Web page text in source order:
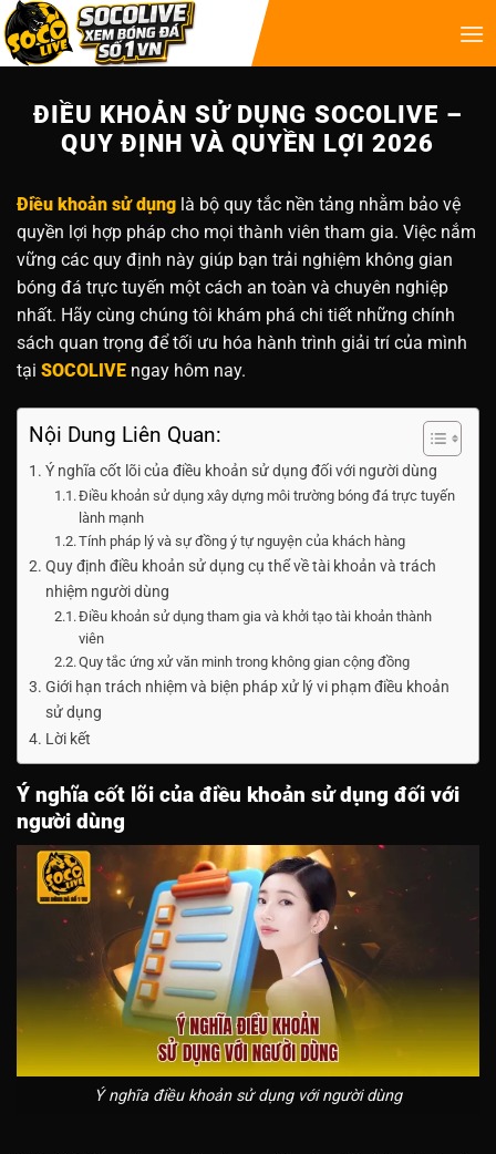
ĐIỀU KHOẢN SỬ DỤNG SOCOLIVE –
QUY ĐỊNH VÀ QUYỀN LỢI 2026
Điều khoản sử dụng là bộ quy tắc nền tảng nhằm bảo vệ
quyền lợi hợp pháp cho mọi thành viên tham gia. Việc nắm
vững các quy định này giúp bạn trải nghiệm không gian
bóng đá trực tuyến một cách an toàn và chuyên nghiệp
nhất. Hãy cùng chúng tôi khám phá chi tiết những chính
sách quan trọng để tối ưu hóa hành trình giải trí của mình
tại SOCOLIVE ngay hôm nay.
Nội Dung Liên Quan:
Ý nghĩa cốt lõi của điều khoản sử dụng đối với người dùng
Điều khoản sử dụng xây dựng môi trường bóng đá trực tuyến
lành mạnh
Tính pháp lý và sự đồng ý tự nguyện của khách hàng
Quy định điều khoản sử dụng cụ thể về tài khoản và trách
nhiệm người dùng
Điều khoản sử dụng tham gia và khởi tạo tài khoản thành
viên
Quy tắc ứng xử văn minh trong không gian cộng đồng
Giới hạn trách nhiệm và biện pháp xử lý vi phạm điều khoản
sử dụng
Lời kết
Ý nghĩa cốt lõi của điều khoản sử dụng đối với
người dùng
Ý nghĩa điều khoản sử dụng với người dùng